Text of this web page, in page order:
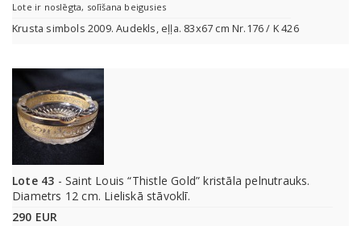
Lote ir noslēgta, solīšana beigusies
Krusta simbols 2009. Audekls, eļļa. 83x67 cm Nr.176 / K 426
Lote 43 - Saint Louis “Thistle Gold” kristāla pelnutrauks.
Diametrs 12 cm. Lieliskā stāvoklī.
290 EUR